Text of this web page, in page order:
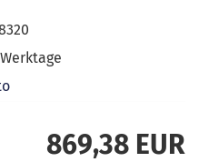
869,38 EUR